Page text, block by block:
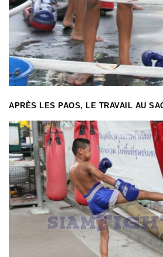
APRÈS LES PAOS, LE TRAVAIL AU